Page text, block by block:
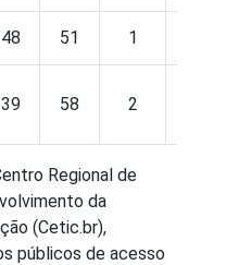
48 51 1
39 58 2
Regional de
da
(Cetic.br),
públicos de acesso